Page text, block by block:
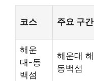
코스 주요 구간
해운
대-동
백섬
해운대
동백섬